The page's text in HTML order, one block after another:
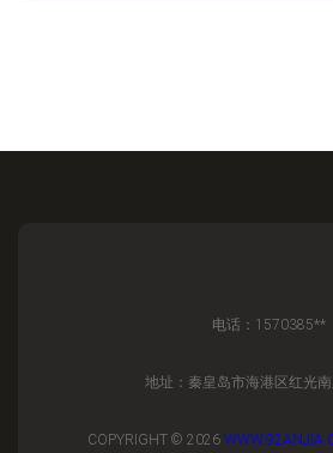
电话：1570385**
地址：秦皇岛市海港区红光
COPYRIGHT © 2026